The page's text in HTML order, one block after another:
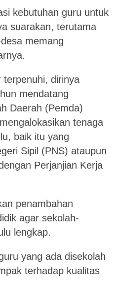
kebutuhan guru untuk
suarakan, terutama
memang
terpenuhi, dirinya
mendatang
Daerah (Pemda)
tenaga
baik itu yang
Sipil (PNS) ataupun
Perjanjian Kerja
penambahan
agar sekolah-
lengkap.
yang ada disekolah
terhadap kualitas